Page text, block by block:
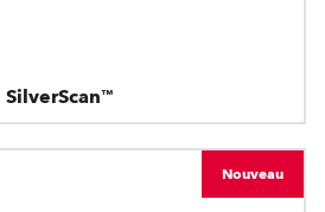
SilverScan™
Nouveau